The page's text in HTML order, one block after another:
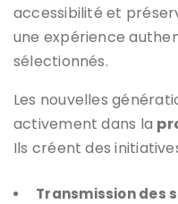
accessibilité et
une expérience
sélectionnés.
Les nouvelles
activement dans la
Ils créent des
Transmission des